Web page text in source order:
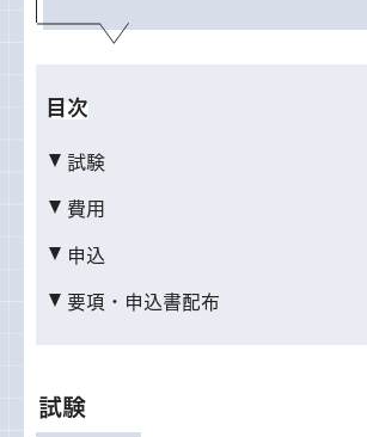
目次
試験
費用
申込
要項・申込書配布
試験